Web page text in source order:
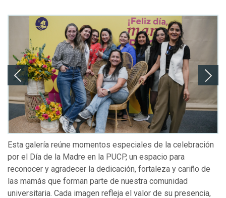
Esta galería reúne momentos especiales de la celebración
por el Día de la Madre en la PUCP, un espacio para
reconocer y agradecer la dedicación, fortaleza y cariño de
las mamás que forman parte de nuestra comunidad
universitaria. Cada imagen refleja el valor de su presencia,